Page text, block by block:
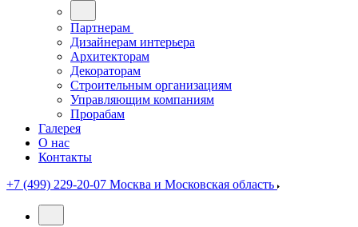
Партнерам
Дизайнерам интерьера
Архитекторам
Декораторам
Строительным организациям
Управляющим компаниям
Прорабам
Галерея
О нас
Контакты
+7 (499) 229-20-07 Москва и Московская область